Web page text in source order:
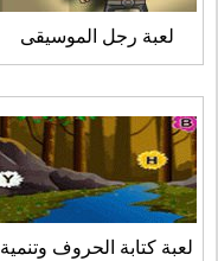
لعبة رجل الموسيقى
لعبة كتابة الحروف وتنمية